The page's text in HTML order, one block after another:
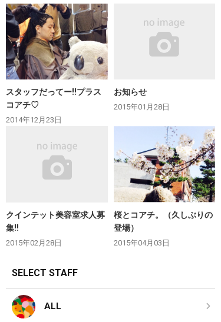
スタッフだってー‼︎プラス
コアチ♡
2014年12月23日
お知らせ
2015年01月28日
クインテット美容室求人募
集‼︎
2015年02月28日
桜とコアチ。（久しぶりの
登場）
2015年04月03日
SELECT STAFF
ALL